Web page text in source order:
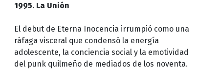
1995. La Unión
El debut de Eterna Inocencia irrumpió como una
ráfaga visceral que condensó la energía
adolescente, la conciencia social y la emotividad
del punk quilmeño de mediados de los noventa.